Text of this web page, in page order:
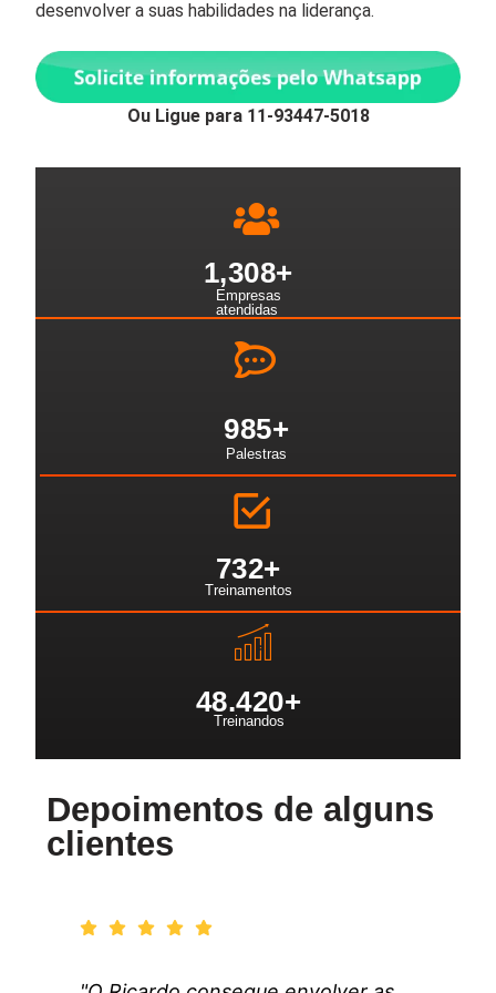
desenvolver a suas habilidades na liderança.
Ou Ligue para 11-93447-5018
Empresas
atendidas
1,308+
Palestras
985+
Treinamentos
732+
Treinandos
48.420+
Depoimentos de alguns
clientes